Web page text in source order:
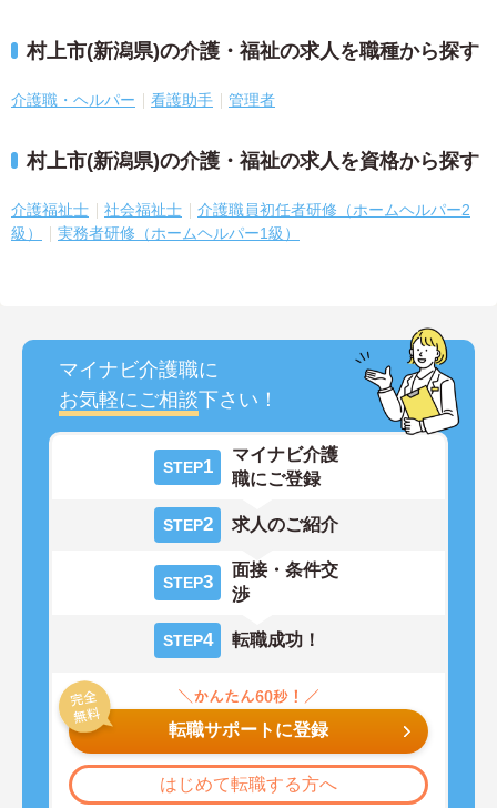
村上市(新潟県)の介護・福祉の求人を職種から探す
介護職・ヘルパー 看護助手 管理者
村上市(新潟県)の介護・福祉の求人を資格から探す
介護福祉士 社会福祉士
介護職員初任者研修（ホームヘルパー2
級）
実務者研修（ホームヘルパー1級）
マイナビ介護職に
お気軽にご相談下さい！
STEP1
マイナビ介護
職にご登録
STEP2 求人のご紹介
STEP3
面接・条件交
渉
STEP4 転職成功！
転職サポートに登録
はじめて転職する方へ